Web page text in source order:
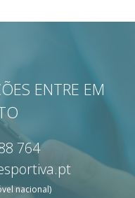
ENTRE EM
764
nacional)